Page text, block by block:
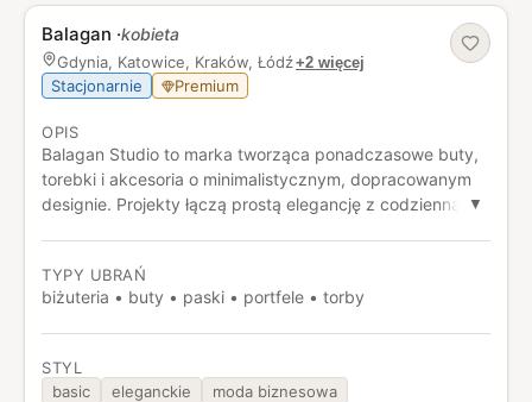
Balagan ·kobieta
Gdynia, Katowice, Kraków, Łódź+2 więcej
Stacjonarnie Premium
OPIS
Balagan Studio to marka tworząca ponadczasowe buty,
torebki i akcesoria o minimalistycznym, dopracowanym
designie. Projekty łączą prostą elegancję z codzienną
klasyczne modele – od balerin i botków po skórzane
torebki – które dobrze wpisują się w kapsułową
garderobę.
▼
TYPY UBRAŃ
biżuteria • buty • paski • portfele • torby
STYL
basic
eleganckie moda biznesowa